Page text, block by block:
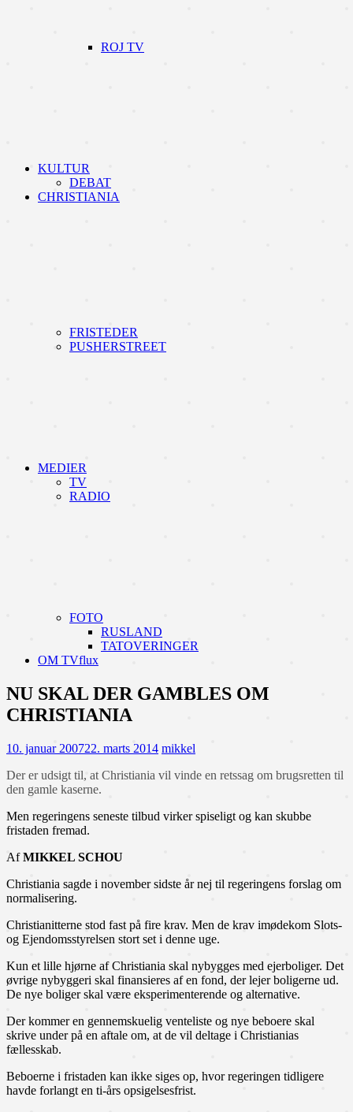
ROJ TV
KULTUR
DEBAT
CHRISTIANIA
FRISTEDER
PUSHERSTREET
MEDIER
TV
RADIO
FOTO
RUSLAND
TATOVERINGER
OM TVflux
NU SKAL DER GAMBLES OM
CHRISTIANIA
10. januar 200722. marts 2014 mikkel
Der er udsigt til, at Christiania vil vinde en retssag om brugsretten til
den gamle kaserne.
Men regeringens seneste tilbud virker spiseligt og kan skubbe
fristaden fremad.
AfMIKKEL SCHOU
Christiania sagde i november sidste år nej til regeringens forslag om
normalisering.
Christianitterne stod fast på fire krav. Men de krav imødekom Slots-
og Ejendomsstyrelsen stort set i denne uge.
Kun et lille hjørne af Christiania skal nybygges med ejerboliger. Det
øvrige nybyggeri skal finansieres af en fond, der lejer boligerne ud.
De nye boliger skal være eksperimenterende og alternative.
Der kommer en gennemskuelig venteliste og nye beboere skal
skrive under på en aftale om, at de vil deltage i Christianias
fællesskab.
Beboerne i fristaden kan ikke siges op, hvor regeringen tidligere
havde forlangt en ti-års opsigelsesfrist.